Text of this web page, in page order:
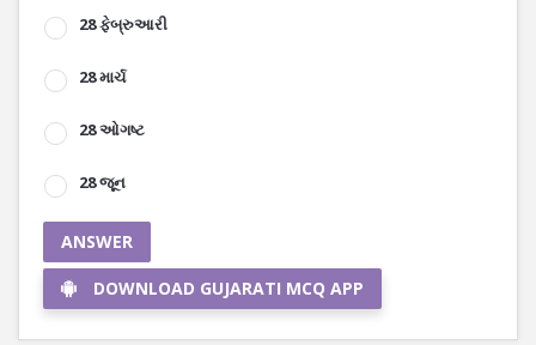
28 ફેબ્રુઆરી
28 માર્ચ
28 ઓગષ્ટ
28 જૂન
ANSWER
DOWNLOAD GUJARATI MCQ APP